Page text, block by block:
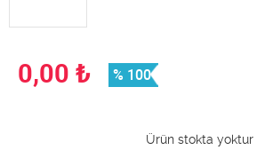
0,00 ₺ % 100
Ürün stokta yoktur